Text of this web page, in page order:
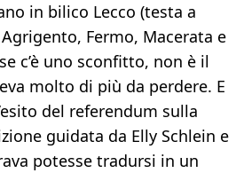
in bilico Lecco (testa a
Fermo, Macerata e
c’è uno sconfitto, non è il
molto di più da perdere. E
del referendum sulla
guidata da Elly Schlein e
potesse tradursi in un